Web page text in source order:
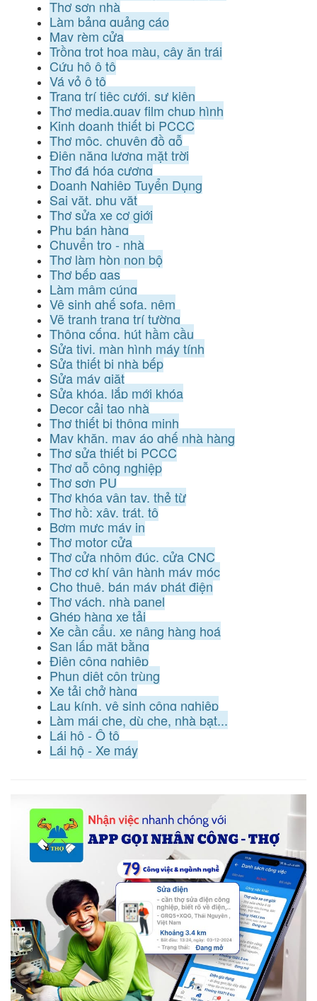
Thợ sơn nhà
Làm bảng quảng cáo
May rèm cửa
Trồng trọt hoa màu, cây ăn trái
Cứu hộ ô tô
Vá vỏ ô tô
Trang trí tiệc cưới, sự kiện
Thợ media,quay film chụp hình
Kinh doanh thiết bị PCCC
Thợ mộc, chuyên đồ gỗ
Điện năng lượng mặt trời
Thợ đá hóa cương
Doanh Nghiệp Tuyển Dụng
Sai vặt, phụ vặt
Thợ sửa xe cơ giới
Phụ bán hàng
Chuyển trọ - nhà
Thợ làm hòn non bộ
Thợ bếp gas
Làm mâm cúng
Vệ sinh ghế sofa, nệm
Vẽ tranh trang trí tường
Thông cống, hút hầm cầu
Sửa tivi, màn hình máy tính
Sửa thiết bị nhà bếp
Sửa máy giặt
Sửa khóa, lắp mới khóa
Decor cải tạo nhà
Thợ thiết bị thông minh
May khăn, may áo ghế nhà hàng
Thợ sửa thiết bị PCCC
Thợ gỗ công nghiệp
Thợ sơn PU
Thợ khóa vân tay, thẻ từ
Thợ hồ: xây, trát, tô
Bơm mực máy in
Thợ motor cửa
Thợ cửa nhôm đúc, cửa CNC
Thợ cơ khí vận hành máy móc
Cho thuê, bán máy phát điện
Thợ vách, nhà panel
Ghép hàng xe tải
Xe cần cẩu, xe nâng hàng hoá
San lấp mặt bằng
Điện công nghiệp
Phun diệt côn trùng
Xe tải chở hàng
Lau kính, vệ sinh công nghiệp
Làm mái che, dù che, nhà bạt...
Lái hộ - Ô tô
Lái hộ - Xe máy